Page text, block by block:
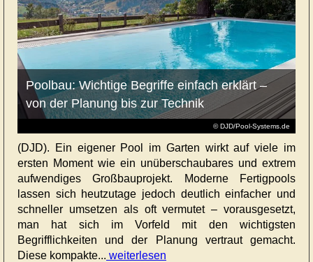
© DJD/Pool-Systems.de
Poolbau: Wichtige Begriffe einfach erklärt –
von der Planung bis zur Technik
(DJD). Ein eigener Pool im Garten wirkt auf viele im
ersten Moment wie ein unüberschaubares und extrem
aufwendiges Großbauprojekt. Moderne Fertigpools
lassen sich heutzutage jedoch deutlich einfacher und
schneller umsetzen als oft vermutet – vorausgesetzt,
man hat sich im Vorfeld mit den wichtigsten
Begrifflichkeiten und der Planung vertraut gemacht.
Diese kompakte... weiterlesen